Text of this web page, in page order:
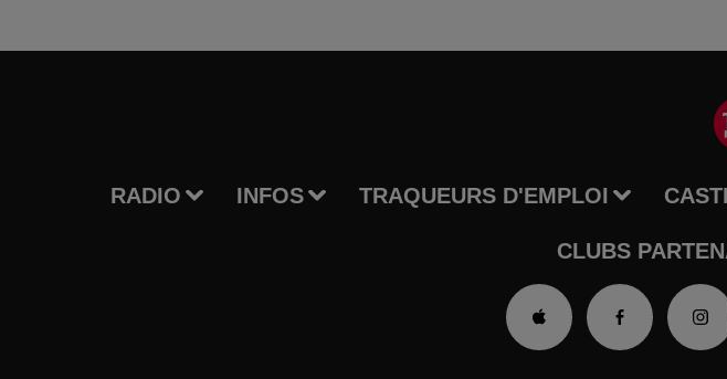
RADIO INFOS TRAQUEURS D'EMPLOI
CLUBS